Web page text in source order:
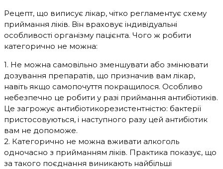
Рецепт, що виписує лікар, чітко регламентує схему
приймання ліків. Він враховує індивідуальні
особливості організму пацієнта. Чого ж робити
категорично не можна:
1. Не можна самовільно зменшувати або змінювати
дозування препаратів, що призначив вам лікар,
навіть якщо самопочуття покращилося. Особливо
небезпечно це робити у разі приймання антибіотиків.
Це загрожує антибіотикорезистентністю: бактерії
пристосовуються, і наступного разу цей антибіотик
вам не допоможе.
2. Категорично не можна вживати алкоголь
одночасно з прийманням ліків. Практика показує, що
за такого поєднання виникають найбільші